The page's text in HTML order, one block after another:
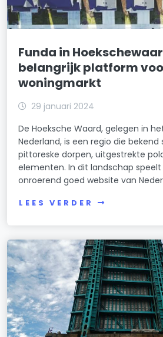
Funda in
belangrijk platform
woningmarkt
29 januari 2024
De Hoeksche Waard, gelegen in
Nederland, is een regio die
pittoreske dorpen, uitgestrekte
elementen. In dit landschap
onroerend goed website van
LEES VERDER